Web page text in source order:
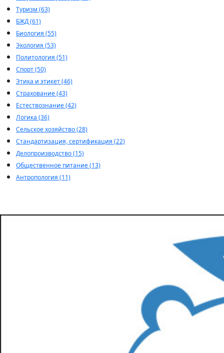
Туризм (63)
БЖД (61)
Биология (55)
Экология (53)
Политология (51)
Спорт (50)
Этика и этикет (46)
Страхование (43)
Естествознание (42)
Логика (36)
Сельское хозяйство (28)
Стандартизация, сертификация (22)
Делопроизводство (15)
Общественное питание (13)
Антропология (11)